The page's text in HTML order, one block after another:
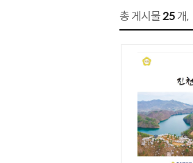
총 게시물25개,